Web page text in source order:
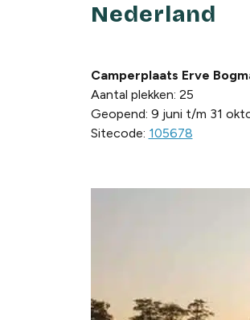
Nederland
Camperplaats Erve
Aantal plekken: 25
Geopend: 9 juni t/m 31
Sitecode: 105678